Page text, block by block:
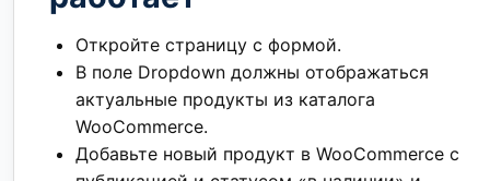
Откройте страницу с формой.
В поле Dropdown должны отображаться
актуальные продукты из каталога
WooCommerce.
Добавьте новый продукт в WooCommerce с